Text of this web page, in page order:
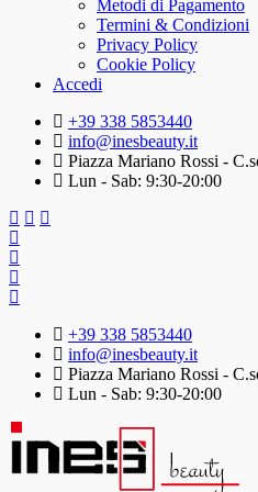
Metodi di Pagamento
Termini & Condizioni
Privacy Policy
Cookie Policy
Accedi
+39 338 5853440
info@inesbeauty.it
Piazza Mariano Rossi -
Lun - Sab: 9:30-20:00
+39 338 5853440
info@inesbeauty.it
Piazza Mariano Rossi -
Lun - Sab: 9:30-20:00